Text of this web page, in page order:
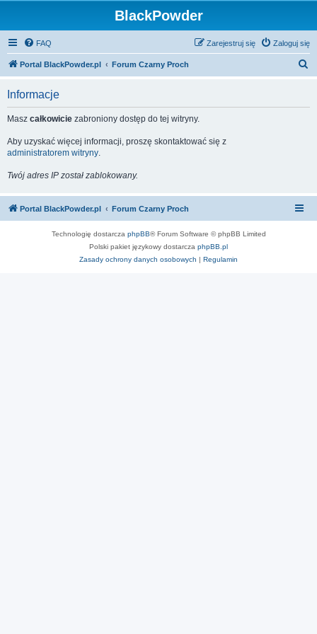
BlackPowder
FAQ Zaloguj się
Zarejestruj się
Portal BlackPowder.pl Forum Czarny Proch
Informacje
Masz całkowicie zabroniony dostęp do tej witryny.
Aby uzyskać więcej informacji, proszę skontaktować się z
administratorem witryny.
Twój adres IP został zablokowany.
Portal BlackPowder.pl Forum Czarny Proch
Technologię dostarcza phpBB® Forum Software © phpBB Limited
Polski pakiet językowy dostarcza phpBB.pl
Zasady ochrony danych osobowych | Regulamin